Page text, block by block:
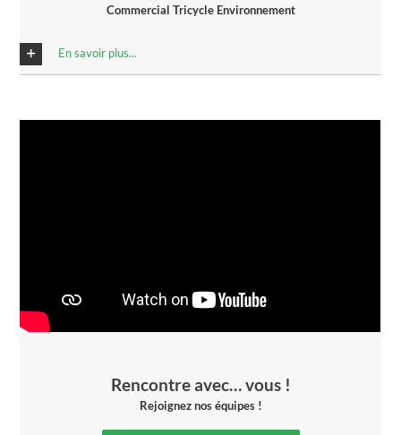
Commercial Tricycle Environnement
En savoir plus...
Rencontre avec… vous !
Rejoignez nos équipes !